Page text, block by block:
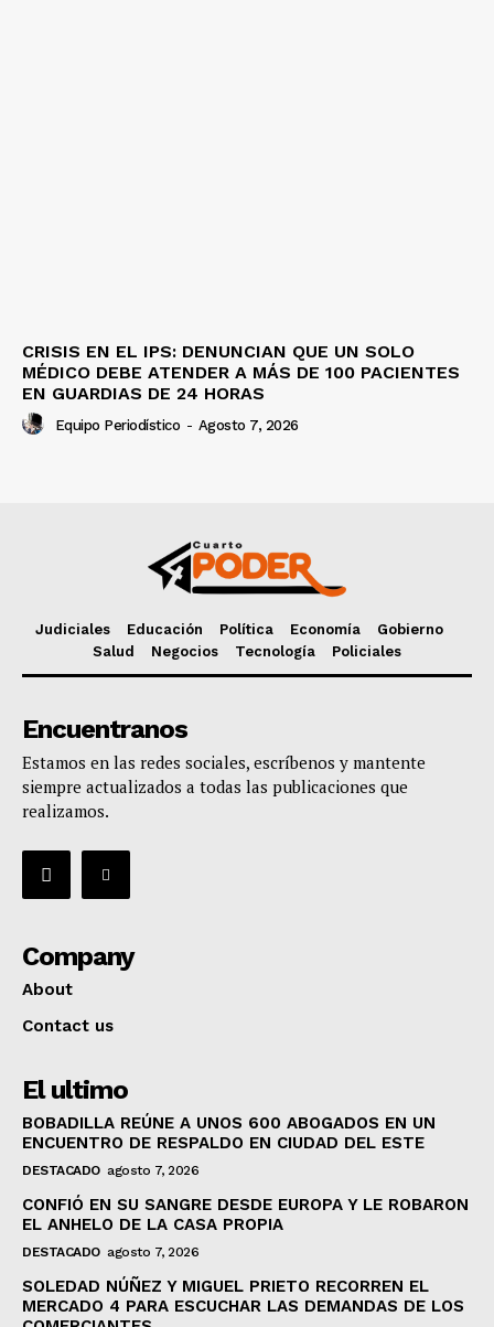
CRISIS EN EL IPS: DENUNCIAN QUE UN SOLO
MÉDICO DEBE ATENDER A MÁS DE 100 PACIENTES
EN GUARDIAS DE 24 HORAS
Equipo Periodístico - Agosto 7, 2026
Judiciales Educación Política Economía
Gobierno
Salud
Negocios Tecnología Policiales
Encuentranos
Estamos en las redes sociales, escríbenos y mantente
siempre actualizados a todas las publicaciones que
realizamos.
Company
About
Contact us
El ultimo
BOBADILLA REÚNE A UNOS 600 ABOGADOS EN UN
ENCUENTRO DE RESPALDO EN CIUDAD DEL ESTE
DESTACADO agosto 7, 2026
CONFIÓ EN SU SANGRE DESDE EUROPA Y LE ROBARON
EL ANHELO DE LA CASA PROPIA
DESTACADO agosto 7, 2026
SOLEDAD NÚÑEZ Y MIGUEL PRIETO RECORREN EL
MERCADO 4 PARA ESCUCHAR LAS DEMANDAS DE LOS